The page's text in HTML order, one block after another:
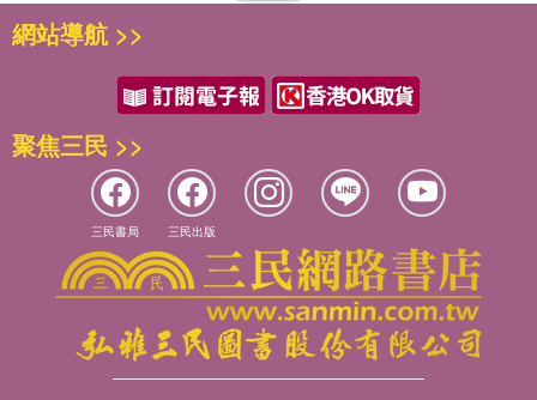
網站導航 >>
聚焦三民 >>
三民書局 三民出版